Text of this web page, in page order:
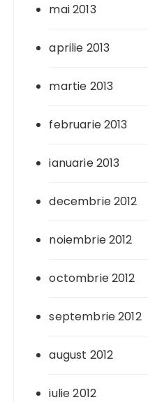
mai 2013
aprilie 2013
martie 2013
februarie 2013
ianuarie 2013
decembrie 2012
noiembrie 2012
octombrie 2012
septembrie 2012
august 2012
iulie 2012